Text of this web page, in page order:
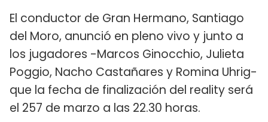
El conductor de Gran Hermano, Santiago
del Moro, anunció en pleno vivo y junto a
los jugadores -Marcos Ginocchio, Julieta
Poggio, Nacho Castañares y Romina Uhrig-
que la fecha de finalización del reality será
el 257 de marzo a las 22.30 horas.